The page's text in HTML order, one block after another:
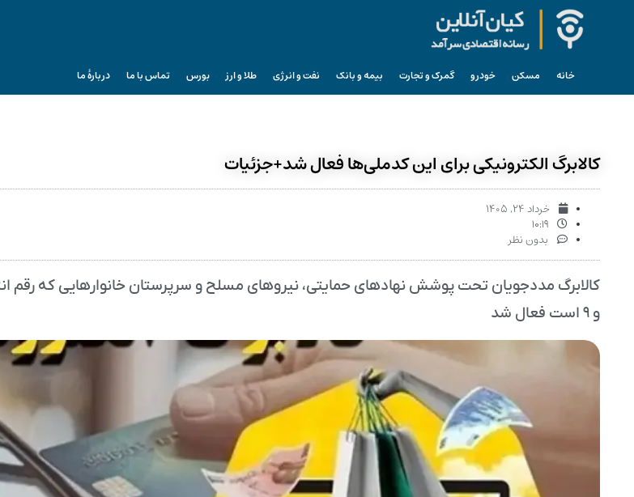
خانه مسکن خودرو گمرک و تجارت بیمه و بانک نفت و انرژی طلا و ارز بورس تماس با ما دربارۀ ما
کالابرگ الکترونیکی برای این کدملی‌ها فعال شد+جزئیات
خرداد ۲۴, ۱۴۰۵
۱۰:۱۹
بدون نظر
و ۹ است فعال شد